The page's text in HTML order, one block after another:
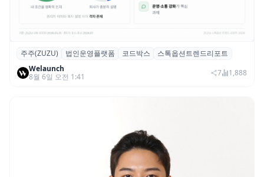
스톡옵션 취소율 2년 만에 18.2%→31.3%…
권리 발생 즉시 행사 비중도 급증
주주(ZUZU) 법인운영플랫폼 코드박스
스톡옵션트렌드리포트
Welaunch
8월 6일 오전 1:41
7 1,888